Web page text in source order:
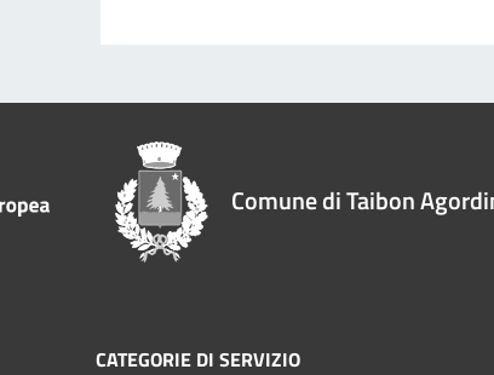
Comune di Taibon
CATEGORIE DI SERVIZIO